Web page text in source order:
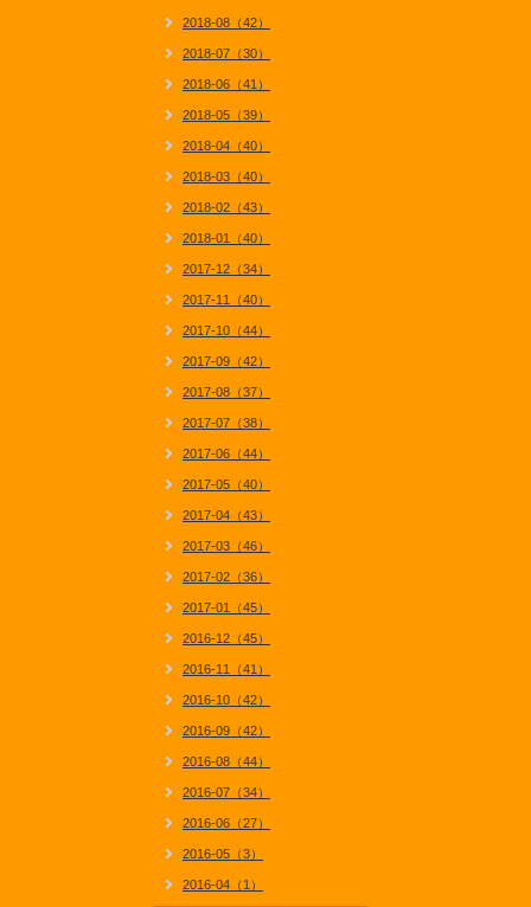
2018-08（42）
2018-07（30）
2018-06（41）
2018-05（39）
2018-04（40）
2018-03（40）
2018-02（43）
2018-01（40）
2017-12（34）
2017-11（40）
2017-10（44）
2017-09（42）
2017-08（37）
2017-07（38）
2017-06（44）
2017-05（40）
2017-04（43）
2017-03（46）
2017-02（36）
2017-01（45）
2016-12（45）
2016-11（41）
2016-10（42）
2016-09（42）
2016-08（44）
2016-07（34）
2016-06（27）
2016-05（3）
2016-04（1）